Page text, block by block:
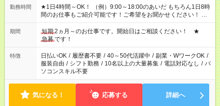
勤務時間
★1日4時間～OK！ （例）9:00～18:00のあいだ もちろん1日8時
間のお仕事もご紹介可能です！ご希望をお聞かせください！ ※
週最低15時間以上の勤務が必要です
期間 短期2ヵ月～のお仕事です。開始日はご相談ください！ ★
急募です！
特徴 日払いOK / 履歴書不要 / 40～50代活躍中 / 副業・WワークOK /
服装自由 / シフト勤務 / 10名以上の大量募集 / 電話対応なし / パ
ソコンスキル不要
気になる！ 応募する 詳細へ